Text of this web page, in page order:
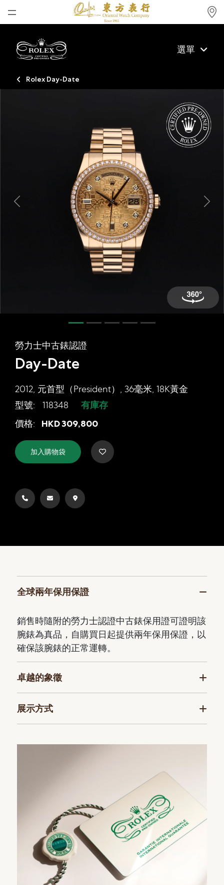
最新消息
腕表資訊
登入
註冊
會員尊享
简体中文
選單
Rolex Day-Date
勞力士中古錶認證
Day-Date
2012, 元首型（President）, 36毫米, 18K黃金
型號:
118348 有庫存
勞力士中古錶認證 Day-Date, 2012,
價格: HKD309,800
加入購物袋
Previous Next
全球兩年保用保證
銷售時隨附的勞力士認證中古錶保用證可證明該
腕錶為真品，自購買日起提供兩年保用保證，以
確保該腕錶的正常運轉。
卓越的象徵
展示方式